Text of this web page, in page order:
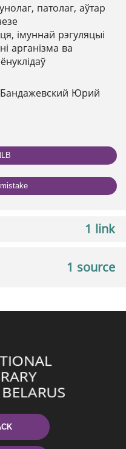
патолаг, аўтар
імуннай рэгуляцыі
арганізма ва
Бандажевский Юрий
1 link
1 source